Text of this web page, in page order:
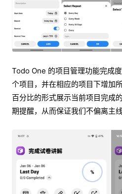
Todo One 的项目管理功能完成
个项目，并在相应的项目下增加
百分比的形式展示当前项目完成
期提醒，从而保证我们不偏离主线